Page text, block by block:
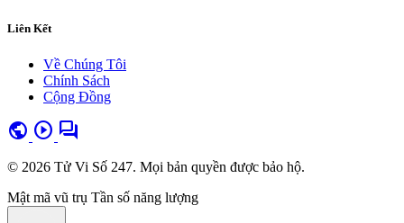
Liên Kết
Về Chúng Tôi
Chính Sách
Cộng Đồng
public play_circle forum
© 2026 Tử Vi Số 247. Mọi bản quyền được bảo hộ.
Mật mã vũ trụ Tần số năng lượng